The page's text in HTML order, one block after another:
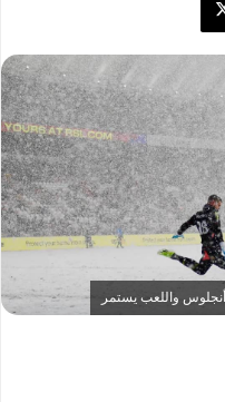
واللعب يستمر